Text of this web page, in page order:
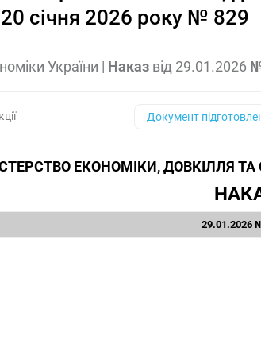
20 січня 2026 року № 829
України | Наказ від 29.01.2026
Документ
ЕКОНОМІКИ, ДОВКІЛЛЯ
29.01.2026